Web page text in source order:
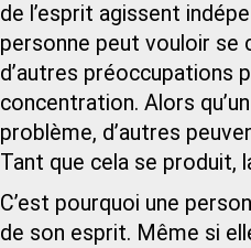
de l’esprit agissent
personne peut vouloir se
d’autres préoccupations
concentration. Alors
problème, d’autres
Tant que cela se produit,
C’est pourquoi une
de son esprit. Même si